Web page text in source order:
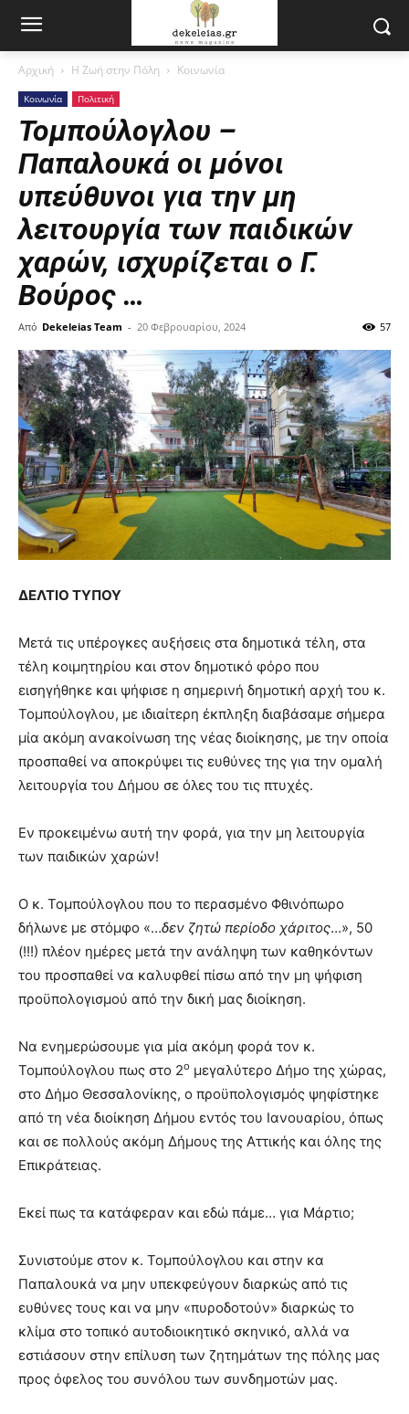
Αρχική Η Ζωή στην Πόλη Κοινωνία
Κοινωνία Πολιτική
Τομπούλογλου –
Παπαλουκά οι μόνοι
υπεύθυνοι για την μη
λειτουργία των παιδικών
χαρών, ισχυρίζεται ο Γ.
Βούρος …
Από Dekeleias Team - 20 Φεβρουαρίου, 2024 57
ΔΕΛΤΙΟ ΤΥΠΟΥ
Μετά τις υπέρογκες αυξήσεις στα δημοτικά τέλη, στα
τέλη κοιμητηρίου και στον δημοτικό φόρο που
εισηγήθηκε και ψήφισε η σημερινή δημοτική αρχή του κ.
Τομπούλογλου, με ιδιαίτερη έκπληξη διαβάσαμε σήμερα
μία ακόμη ανακοίνωση της νέας διοίκησης, με την οποία
προσπαθεί να αποκρύψει τις ευθύνες της για την ομαλή
λειτουργία του Δήμου σε όλες του τις πτυχές.
Εν προκειμένω αυτή την φορά, για την μη λειτουργία
των παιδικών χαρών!
Ο κ. Τομπούλογλου που το περασμένο Φθινόπωρο
δήλωνε με στόμφο «…δεν ζητώ περίοδο χάριτος…», 50
(!!!) πλέον ημέρες μετά την ανάληψη των καθηκόντων
του προσπαθεί να καλυφθεί πίσω από την μη ψήφιση
προϋπολογισμού από την δική μας διοίκηση.
Να ενημερώσουμε για μία ακόμη φορά τον κ.
Τομπούλογλου πως στο 2ο μεγαλύτερο Δήμο της χώρας,
στο Δήμο Θεσσαλονίκης, ο προϋπολογισμός ψηφίστηκε
από τη νέα διοίκηση Δήμου εντός του Ιανουαρίου, όπως
και σε πολλούς ακόμη Δήμους της Αττικής και όλης της
Επικράτειας.
Εκεί πως τα κατάφεραν και εδώ πάμε… για Μάρτιο;
Συνιστούμε στον κ. Τομπούλογλου και στην κα
Παπαλουκά να μην υπεκφεύγουν διαρκώς από τις
ευθύνες τους και να μην «πυροδοτούν» διαρκώς το
κλίμα στο τοπικό αυτοδιοικητικό σκηνικό, αλλά να
εστιάσουν στην επίλυση των ζητημάτων της πόλης μας
προς όφελος του συνόλου των συνδημοτών μας.